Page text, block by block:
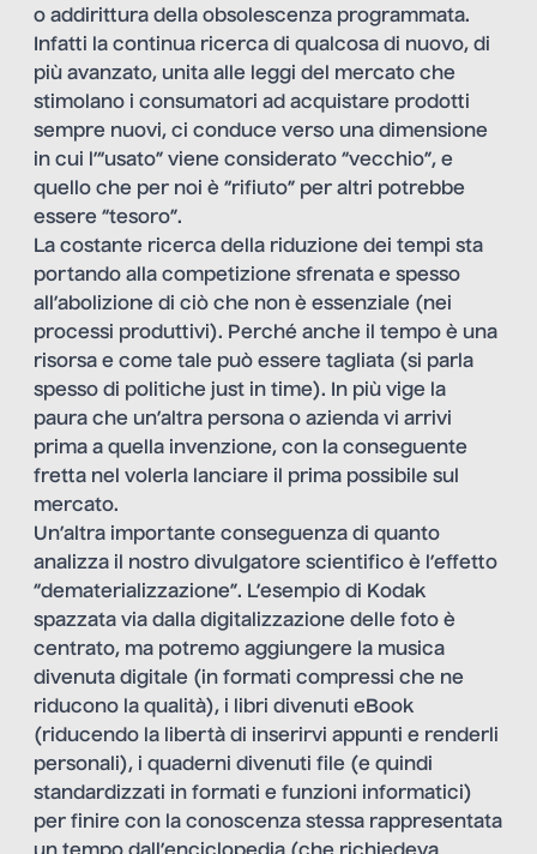
o addirittura della obsolescenza programmata.
Infatti la continua ricerca di qualcosa di nuovo, di
più avanzato, unita alle leggi del mercato che
stimolano i consumatori ad acquistare prodotti
sempre nuovi, ci conduce verso una dimensione
in cui l’“usato” viene considerato “vecchio”, e
quello che per noi è “rifiuto” per altri potrebbe
essere “tesoro”.
La costante ricerca della riduzione dei tempi sta
portando alla competizione sfrenata e spesso
all’abolizione di ciò che non è essenziale (nei
processi produttivi). Perché anche il tempo è una
risorsa e come tale può essere tagliata (si parla
spesso di politiche just in time). In più vige la
paura che un’altra persona o azienda vi arrivi
prima a quella invenzione, con la conseguente
fretta nel volerla lanciare il prima possibile sul
mercato.
Un’altra importante conseguenza di quanto
analizza il nostro divulgatore scientifico è l’effetto
“dematerializzazione”. L’esempio di Kodak
spazzata via dalla digitalizzazione delle foto è
centrato, ma potremo aggiungere la musica
divenuta digitale (in formati compressi che ne
riducono la qualità), i libri divenuti eBook
(riducendo la libertà di inserirvi appunti e renderli
personali), i quaderni divenuti file (e quindi
standardizzati in formati e funzioni informatici)
per finire con la conoscenza stessa rappresentata